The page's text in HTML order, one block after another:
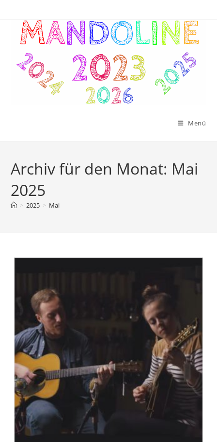
springen
Menü
Archiv für den Monat: Mai
2025
> 2025 > Mai